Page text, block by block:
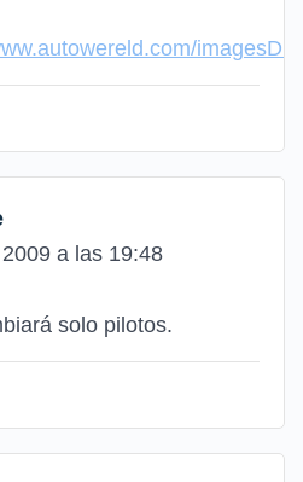
a las 19:48
solo pilotos.